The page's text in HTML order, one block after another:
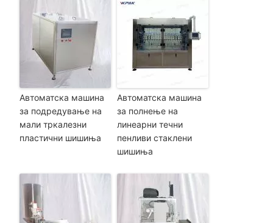
Автоматска машина
за подредување на
мали тркалезни
пластични шишиња
Автоматска машина
за полнење на
линеарни течни
пенливи стаклени
шишиња